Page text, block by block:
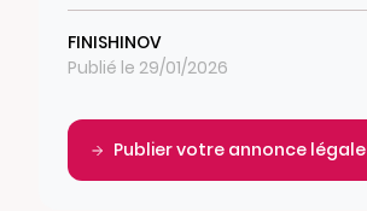
FINISHINOV
Publié le 29/01/2026
Publier votre annonce légale